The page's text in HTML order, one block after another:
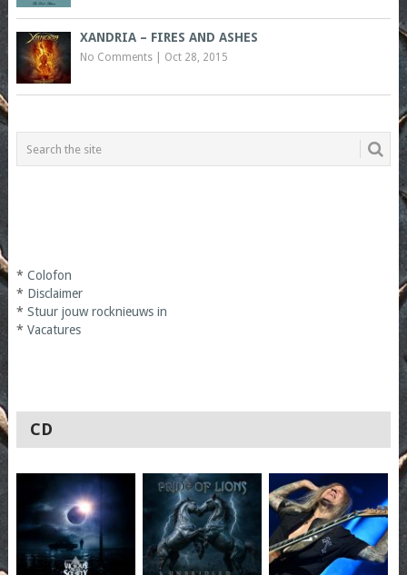
XANDRIA – FIRES AND ASHES
No Comments| Oct 28, 2015
* Colofon
* Disclaimer
* Stuur jouw rocknieuws in
* Vacatures
CD